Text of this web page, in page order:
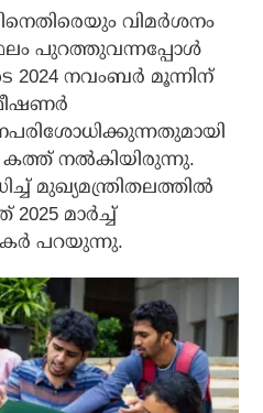
വിമർശനം
പുറത്തുവന്നപ്പോൾ
2024 നവംബർ മൂന്നിന്
കത്ത് നൽകിയിരുന്നു.
മുഖ്യമന്ത്രിതലത്തിൽ
മാർച്ച്
പറയുന്നു.